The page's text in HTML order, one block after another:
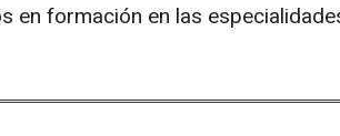
en formación en las